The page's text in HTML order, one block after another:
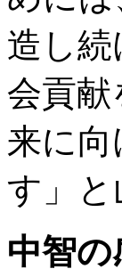
造し
会貢
来に
す」
中智の